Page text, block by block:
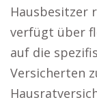
Hausbesitzer
verfügt über
auf die
Versicherten